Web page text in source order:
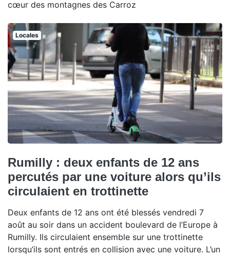
cœur des montagnes des Carroz
Locales
Rumilly : deux enfants de 12 ans
percutés par une voiture alors qu’ils
circulaient en trottinette
Deux enfants de 12 ans ont été blessés vendredi 7
août au soir dans un accident boulevard de l’Europe à
Rumilly. Ils circulaient ensemble sur une trottinette
lorsqu’ils sont entrés en collision avec une voiture. L’un